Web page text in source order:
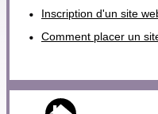
Inscription d'un site
Comment placer un